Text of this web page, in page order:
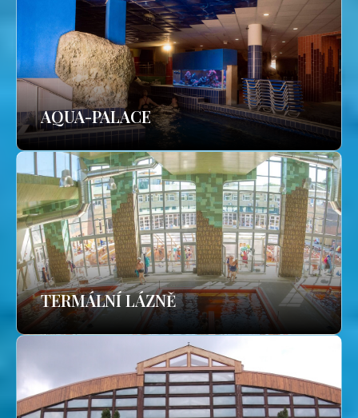
AQUA-PALACE
TERMÁLNÍ LÁZNĚ